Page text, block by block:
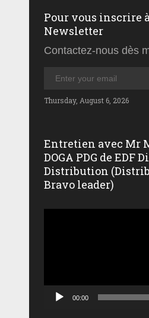
Pour vous inscrire
Newsletter
Contactez-nous dès
Thursday, August 6, 2026
Entretien avec Mr
DOGA PDG de EDF
Distribution
Bravo leader)
00:00